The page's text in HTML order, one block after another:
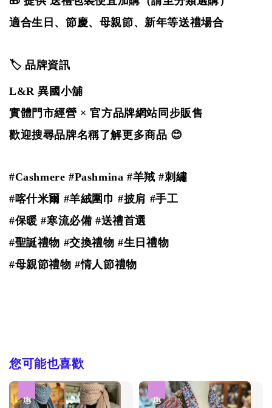
適合生日、節慶、母親節、新年等送禮場合
🏷️ 品牌資訊
L&R 異國小舖
實體門市經營 × 官方品牌網站同步販售
歡迎搜尋品牌名稱了解更多商品 😊
#Cashmere #Pashmina #羊羢#刺繡
#喀什米爾 #羊絨圍巾 #披肩 #手工
#保暖 #寒流必備 #送禮首選
#聖誕禮物 #交換禮物 #生日禮物
#母親節禮物 #情人節禮物
您可能也喜歡